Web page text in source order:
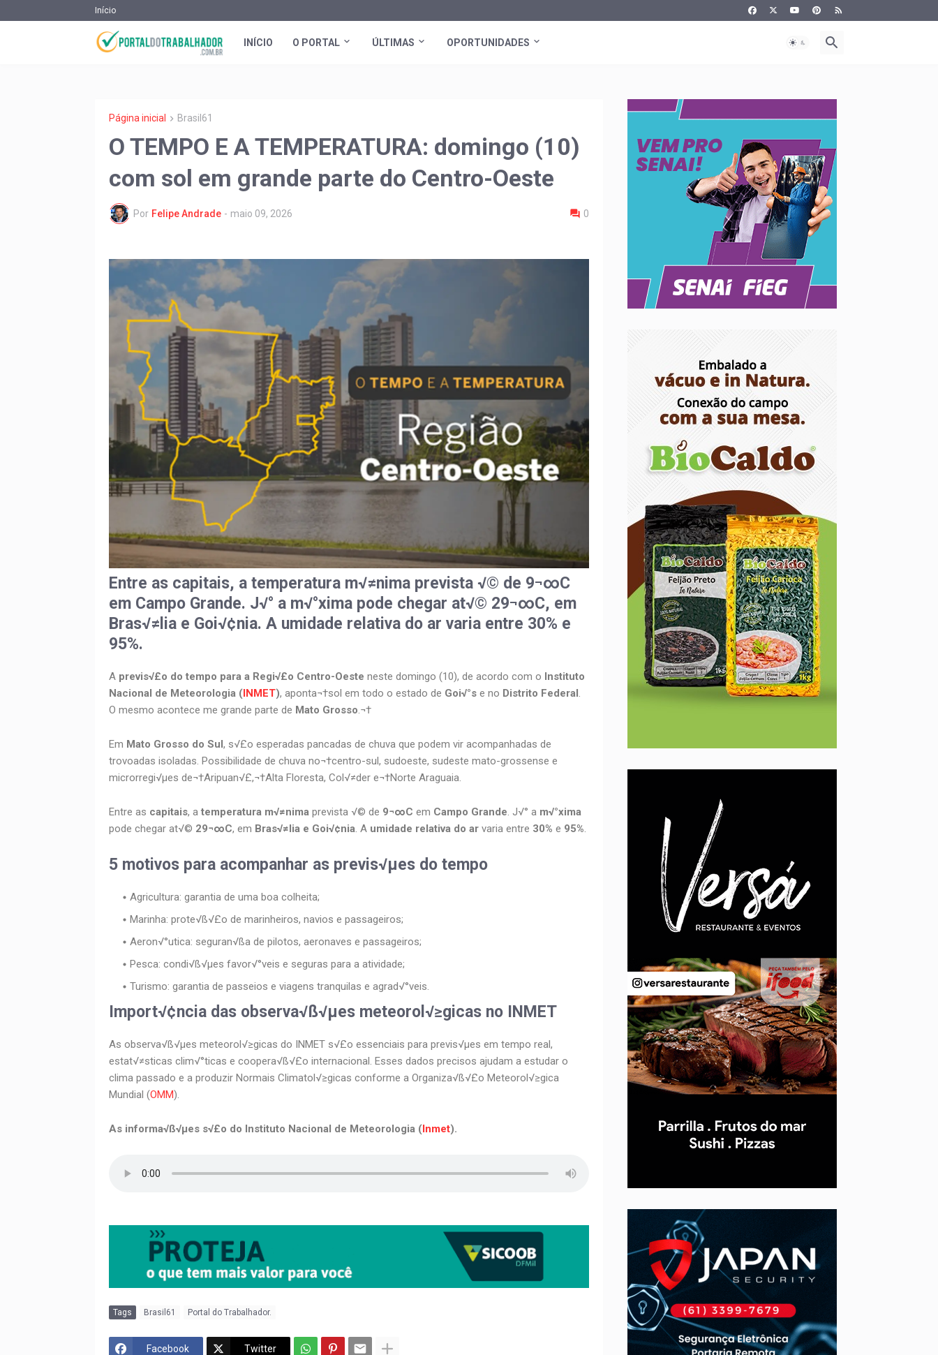
Início
INÍCIO O PORTAL ÚLTIMAS OPORTUNIDADES
Página inicial Brasil61
O TEMPO E A TEMPERATURA: domingo (10)
com sol em grande parte do Centro-Oeste
Por Felipe Andrade - maio 09, 2026 0
Entre as capitais, a temperatura m√≠nima prevista √© de 9¬∞C
em Campo Grande. J√° a m√°xima pode chegar at√© 29¬∞C, em
Bras√≠lia e Goi√¢nia. A umidade relativa do ar varia entre 30% e
95%.
A previs√£o do tempo para a Regi√£o Centro-Oeste neste domingo (10), de acordo com o Instituto
Nacional de Meteorologia (INMET), aponta¬†sol em todo o estado de Goi√°s e no Distrito Federal
O mesmo acontece me grande parte de Mato Grosso .¬†
Em Mato Grosso do Sul, s√£o esperadas pancadas de chuva que podem vir acompanhadas de
trovoadas isoladas. Possibilidade de chuva no¬†centro-sul, sudoeste, sudeste mato-grossense e
microrregi√µes de¬†Aripuan√£,¬†Alta Floresta, Col√≠der e¬†Norte Araguaia.
Entre as capitais, a temperatura m√≠nima prevista √© de 9¬∞C em Campo Grande . J√° a m√°xima
pode chegar at√© 29¬∞C, em Bras√≠lia e Goi√¢nia . A umidade relativa do ar varia entre 30% e 95%
5 motivos para acompanhar as previs√µes do tempo
Agricultura: garantia de uma boa colheita;
Marinha: prote√ß√£o de marinheiros, navios e passageiros;
Aeron√°utica: seguran√ßa de pilotos, aeronaves e passageiros;
Pesca: condi√ß√µes favor√°veis e seguras para a atividade;
Turismo: garantia de passeios e viagens tranquilas e agrad√°veis.
Import√¢ncia das observa√ß√µes meteorol√≥gicas no INMET
As observa√ß√µes meteorol√≥gicas do INMET s√£o essenciais para previs√µes em tempo real,
estat√≠sticas clim√°ticas e coopera√ß√£o internacional. Esses dados precisos ajudam a estudar o
clima passado e a produzir Normais Climatol√≥gicas conforme a Organiza√ß√£o Meteorol√≥gica
Mundial (OMM).
As informa√ß√µes s√£o do Instituto Nacional de Meteorologia (Inmet).
Tags Brasil61 Portal do Trabalhador.
Facebook Twitter